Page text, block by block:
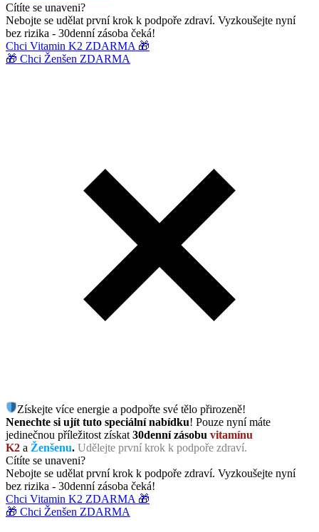
Cítíte se unaveni?
Nebojte se udělat první krok k podpoře zdraví. Vyzkoušejte nyní
bez rizika - 30denní zásoba čeká!
Chci Vitamin K2 ZDARMA 🎁
🎁 Chci Ženšen ZDARMA
Získejte více energie a podpořte své tělo přirozeně!
Nenechte si ujít tuto speciální nabídku! Pouze nyní máte
jedinečnou příležitost získat 30denní zásobu vitamínu
K2 a Ženšenu. Udělejte první krok k podpoře zdraví.
Cítíte se unaveni?
Nebojte se udělat první krok k podpoře zdraví. Vyzkoušejte nyní
bez rizika - 30denní zásoba čeká!
Chci Vitamin K2 ZDARMA 🎁
🎁 Chci Ženšen ZDARMA